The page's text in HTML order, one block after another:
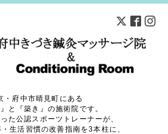
・府中市晴見町にある
』と『築き』の施術院です。
た公認スポーツトレーナーが、
生活習慣の改善指南を3本柱に、